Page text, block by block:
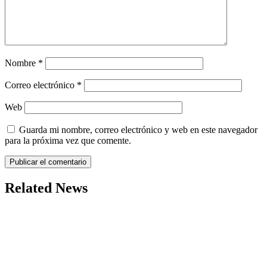
Nombre *
Correo electrónico *
Web
Guarda mi nombre, correo electrónico y web en este navegador
para la próxima vez que comente.
Related News